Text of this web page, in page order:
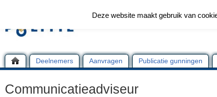
Deelnemers Aanvragen Publicatie gunningen
Communicatieadviseur
Deze website maakt gebruik van